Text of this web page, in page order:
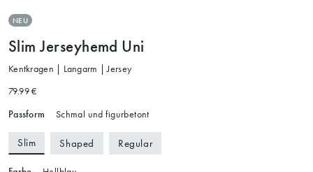
NEU
Slim Jerseyhemd Uni
Kentkragen | Langarm | Jersey
79.99 €
Passform Schmal und figurbetont
Slim Shaped Regular